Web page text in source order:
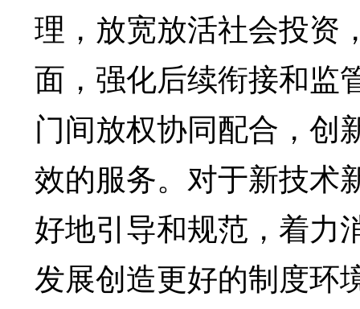
理，放宽放活社会投资
面，强化后续衔接和监
门间放权协同配合，创
效的服务。对于新技术
好地引导和规范，着力
发展创造更好的制度环